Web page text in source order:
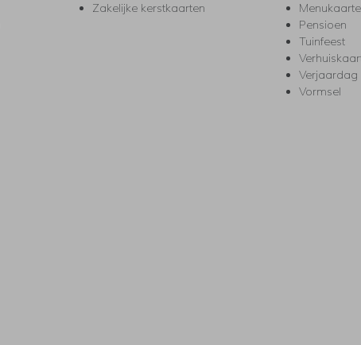
Zakelijke kerstkaarten
Pensioen
Tuinfeest
Verjaardag
Vormsel